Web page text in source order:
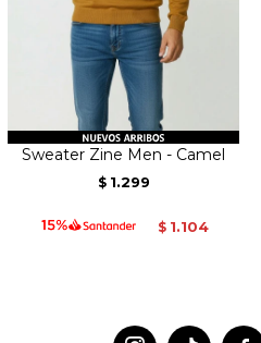
Sweater Zine Men - Camel
$ 1.299
$ 1.104